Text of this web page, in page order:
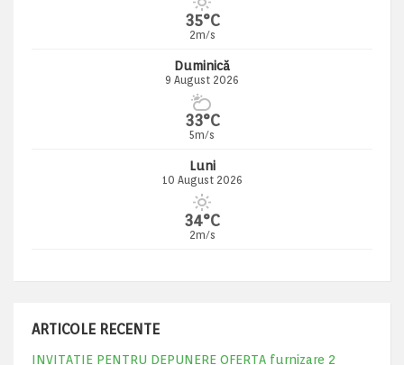
35°C
2m/s
Duminică
9 August 2026
33°C
5m/s
Luni
10 August 2026
34°C
2m/s
ARTICOLE RECENTE
INVITATIE PENTRU DEPUNERE OFERTA furnizare 2